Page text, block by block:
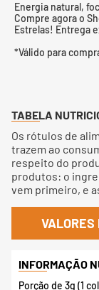
Energia natural,
Compre agora o
Estrelas! Entrega
*Válido para
TABELA
Os rótulos de
trazem ao
respeito do
produtos: o
vem primeiro, e
VALORES
Porção de 3g (1